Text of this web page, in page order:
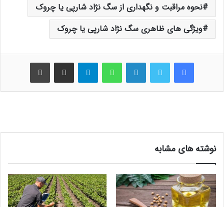
نحوه مراقبت و نگهداری از سگ نژاد شارپی یا چروک
ویژگی های ظاهری سگ نژاد شارپی یا چروک
فیس بوک لینکدین واتس آپ اشتراک گذاری از طریق ایمیل
نوشته های مشابه